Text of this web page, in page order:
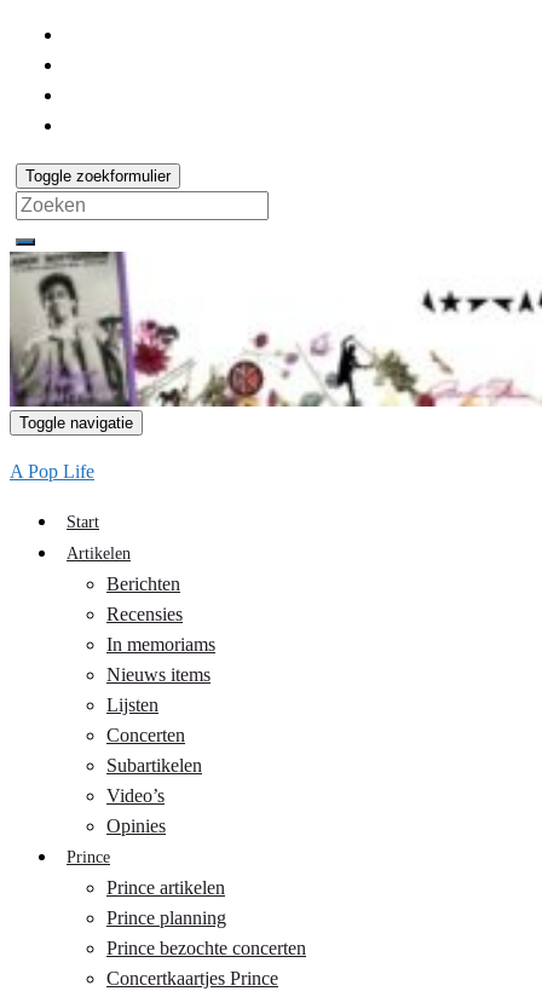
Toggle zoekformulier
Search
for:
Toggle navigatie
A Pop Life
Start
Artikelen
Berichten
Recensies
In memoriams
Nieuws items
Lijsten
Concerten
Subartikelen
Video’s
Opinies
Prince
Prince artikelen
Prince planning
Prince bezochte concerten
Concertkaartjes Prince